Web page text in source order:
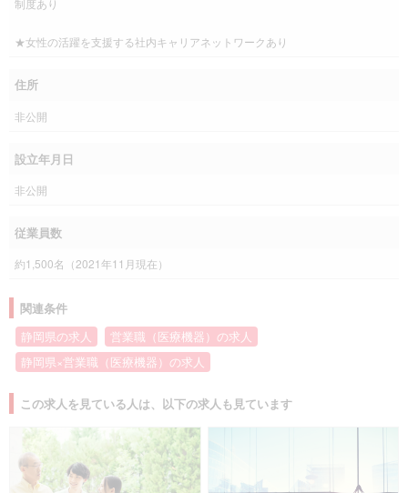
制度あり
★女性の活躍を支援する社内キャリアネットワークあり
住所
非公開
設立年月日
非公開
従業員数
約1,500名（2021年11月現在）
関連条件
静岡県の求人
営業職（医療機器）の求人
静岡県×営業職（医療機器）の求人
この求人を見ている人は、以下の求人も見ています